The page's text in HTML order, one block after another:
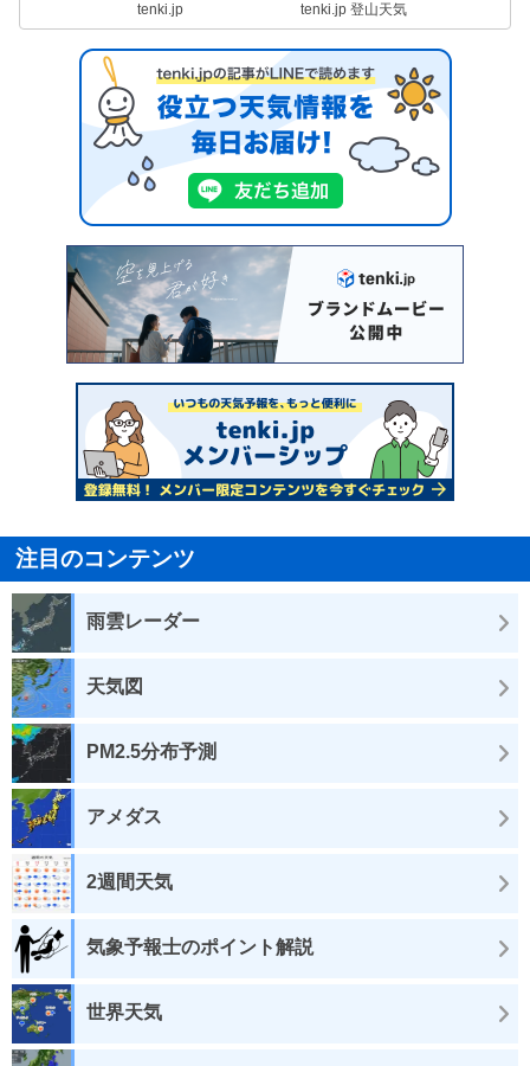
tenki.jp tenki.jp 登山天気
注目のコンテンツ
雨雲レーダー
天気図
PM2.5分布予測
アメダス
2週間天気
気象予報士のポイント解説
世界天気